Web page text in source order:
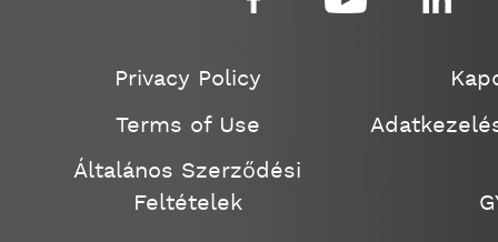
Privacy Policy
Terms of Use
Általános Szerződési
Feltételek